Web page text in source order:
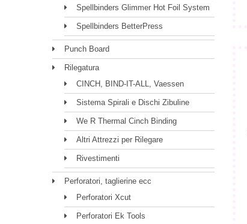
Spellbinders Glimmer Hot Foil System
Spellbinders BetterPress
Punch Board
Rilegatura
CINCH, BIND-IT-ALL, Vaessen
Sistema Spirali e Dischi Zibuline
We R Thermal Cinch Binding
Altri Attrezzi per Rilegare
Rivestimenti
Perforatori, taglierine ecc
Perforatori Xcut
Perforatori Ek Tools